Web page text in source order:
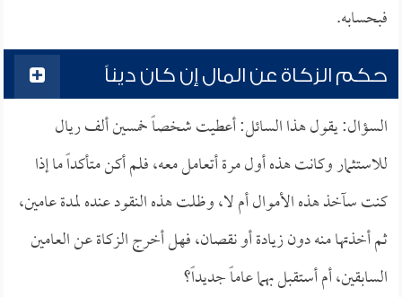
فبحسابه.
حكم الزكاة عن المال إن كان ديناً
السؤال: يقول هذا السائل: أعطيت شخصاً خمسين ألف ريال
للاستثمار وكانت هذه أول مرة أتعامل معه، فلم أكن متأكداً ما إذا
كنت سآخذ هذه الأموال أم لا، وظلت هذه النقود عنده لمدة عامين،
ثم أخذتها منه دون زيادة أو نقصان، فهل أخرج الزكاة عن العامين
السابقين، أم أستقبل بهما عاماً جديداً؟